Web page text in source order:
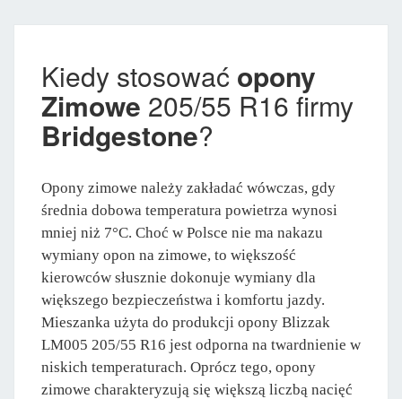
Kiedy stosować opony
Zimowe 205/55 R16 firmy
Bridgestone?
Opony zimowe należy zakładać wówczas, gdy
średnia dobowa temperatura powietrza wynosi
mniej niż 7°C. Choć w Polsce nie ma nakazu
wymiany opon na zimowe, to większość
kierowców słusznie dokonuje wymiany dla
większego bezpieczeństwa i komfortu jazdy.
Mieszanka użyta do produkcji opony Blizzak
LM005 205/55 R16 jest odporna na twardnienie w
niskich temperaturach. Oprócz tego, opony
zimowe charakteryzują się większą liczbą nacięć